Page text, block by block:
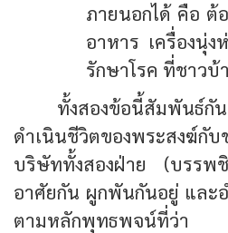
ภายนอกได้ คือ ต้
อาหาร เครื่องนุ่
รักษาโรค ที่ชาวบ้
ทั้งสองข้อนี้สัมพันธ์กัน
ดำเนินชีวิตของพระสงฆ์
บริษัททั้งสองฝ่าย (บรร
อาศัยกัน ผูกพันกันอยู่ และ
ตามหลักพุทธพจน์ที่ว่า